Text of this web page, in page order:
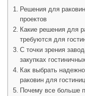
Решения для
проектов
Какие решения для
требуются для
С точки зрения
закупках
Как выбрать
раковин для
Почему все больше